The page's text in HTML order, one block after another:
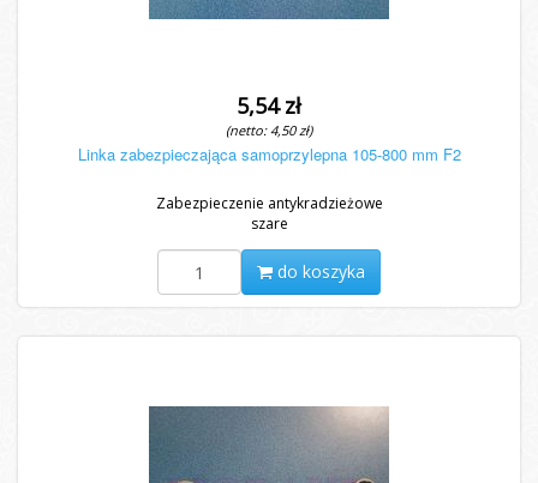
5,54 zł
(netto: 4,50 zł)
Linka zabezpieczająca samoprzylepna 105-800 mm F2
Zabezpieczenie antykradzieżowe
szare
do koszyka